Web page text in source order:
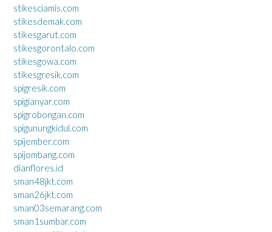
stikesciamis.com
stikesdemak.com
stikesgarut.com
stikesgorontalo.com
stikesgowa.com
stikesgresik.com
spigresik.com
spigianyar.com
spigrobongan.com
spigunungkidul.com
spijember.com
spijombang.com
dianflores.id
sman48jkt.com
sman26jkt.com
sman03semarang.com
sman1sumbar.com